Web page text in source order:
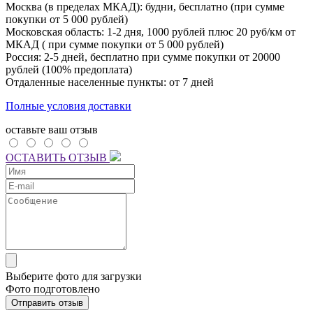
Москва (в пределах МКАД): будни, бесплатно (при сумме
покупки от 5 000 рублей)
Московская область: 1-2 дня, 1000 рублей плюс 20 руб/км от
МКАД ( при сумме покупки от 5 000 рублей)
Россия: 2-5 дней, бесплатно при сумме покупки от 20000
рублей (100% предоплата)
Отдаленные населенные пункты: от 7 дней
Полные условия доставки
оставьте ваш отзыв
ОСТАВИТЬ ОТЗЫВ
Выберите фото для загрузки
Фото подготовлено
Отправить отзыв